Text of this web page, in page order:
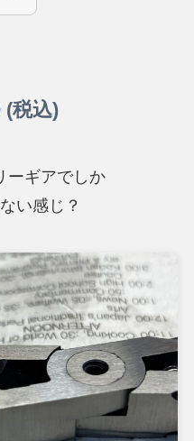
(税込)
ーギアでしか
い感じ？